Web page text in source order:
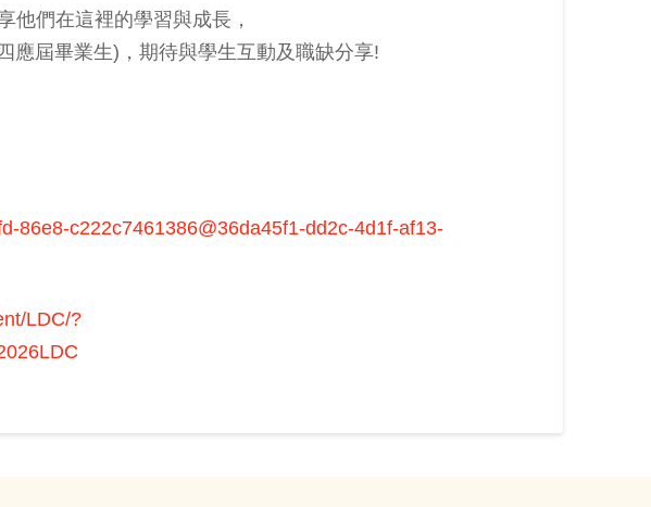
他們在這裡的學習與成長，
應屆畢業生)，期待與學生互動及職缺分享!
86e8-c222c7461386@36da45f1-dd2c-4d1f-af13-
LDC/?